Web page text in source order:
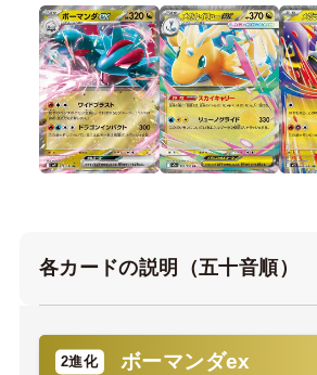
各カードの説明（五十音順）
ボーマンダex